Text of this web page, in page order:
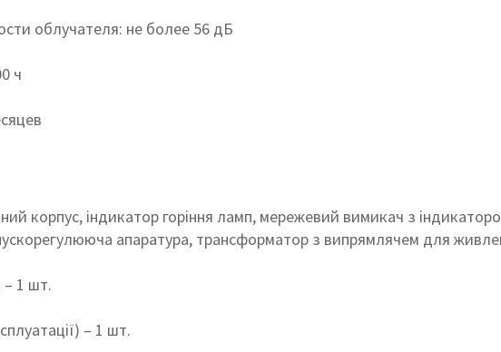
облучателя: не более 56 дБ
ч
корпус, індикатор горіння ламп, мережевий вимикач з
апаратура, трансформатор з випрямлячем для
– 1 шт.
– 1 шт.